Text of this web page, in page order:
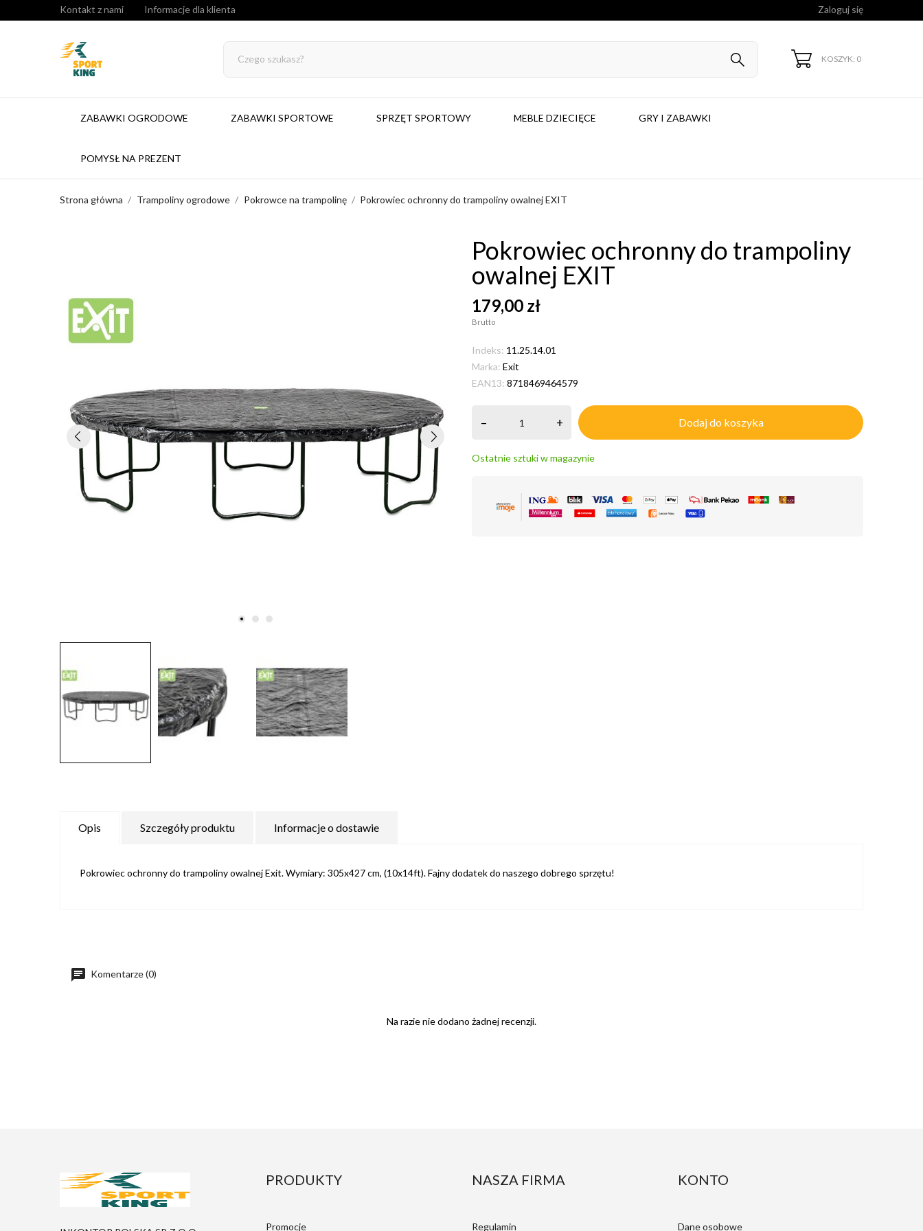
Kontakt z nami Informacje dla klienta Zaloguj się
KOSZYK: 0
ZABAWKI OGRODOWE ZABAWKI SPORTOWE SPRZĘT SPORTOWY MEBLE DZIECIĘCE GRY I ZABAWKI
POMYSŁ NA PREZENT
Strona główna Trampoliny ogrodowe Pokrowce na trampolinę Pokrowiec ochronny do trampoliny owalnej EXIT
Pokrowiec ochronny do trampoliny
owalnej EXIT
179,00 zł
Brutto
Indeks: 11.25.14.01
Marka: Exit
EAN13: 8718469464579
– + Dodaj do koszyka
Ostatnie sztuki w magazynie
Opis Szczegóły produktu Informacje o dostawie
Pokrowiec ochronny do trampoliny owalnej Exit. Wymiary: 305x427 cm, (10x14ft). Fajny dodatek do naszego dobrego sprzętu!
Komentarze (0)
Na razie nie dodano żadnej recenzji.
PRODUKTY
Promocje
NASZA FIRMA
Regulamin
KONTO
Dane osobowe